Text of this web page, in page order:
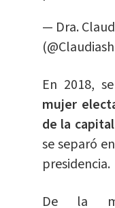
— Dra.
En 2018,
mujer
de la
se separó
presidencia.
De la